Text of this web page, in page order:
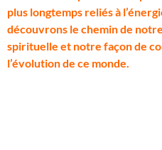
plus longtemps reliés à
découvrons le chemin de
spirituelle et notre façon de
l’évolution de ce monde.